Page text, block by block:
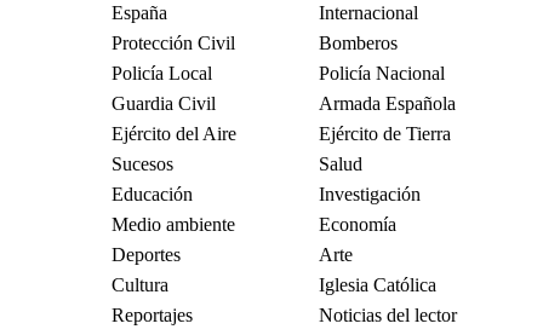
España
Internacional
Protección Civil
Bomberos
Policía Local
Policía Nacional
Guardia Civil
Armada Española
Ejército del Aire
Ejército de Tierra
Sucesos
Salud
Educación
Investigación
Medio ambiente
Economía
Deportes
Arte
Cultura
Iglesia Católica
Reportajes
Noticias del lector